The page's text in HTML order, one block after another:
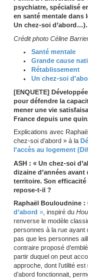
Autonomie
Formé à
psychiatre,
en santé
Un chez-soi
Crédit photo
Santé
Grande
Un chez-
[ENQUETE]
pour défendre
mener une vie
France depuis
Explications avec